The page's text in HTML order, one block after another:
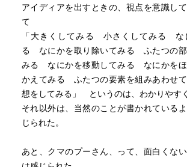
アイディアを出すときの、視点を意識し
て
「大きくしてみる 小さくしてみる な
る なにかを取り除いてみる ふたつの部
みる なにかを移動してみる なにかをほ
かえてみる ふたつの要素を組みあわせ
想をしてみる」 というのは、わかりやす
それ以外は、当然のことが書かれている
じられた。
あと、クマのプーさん、って、面白くな